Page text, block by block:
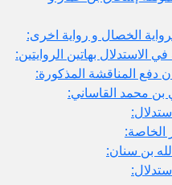
الاستدلال بهاتين الروايتين:
دفع المناقشة المذكورة:
الخاصة: